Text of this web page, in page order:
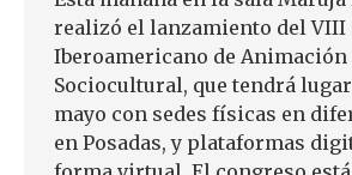
realizó el lanzamiento del VIII
Iberoamericano de Animación
Sociocultural, que tendrá
mayo con sedes físicas en
en Posadas, y plataformas